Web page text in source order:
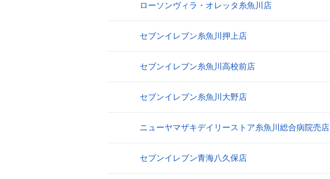
ローソンヴィラ・オレッタ糸魚川店
セブンイレブン糸魚川押上店
セブンイレブン糸魚川高校前店
セブンイレブン糸魚川大野店
ニューヤマザキデイリーストア糸魚川総合病院売店
セブンイレブン青海八久保店